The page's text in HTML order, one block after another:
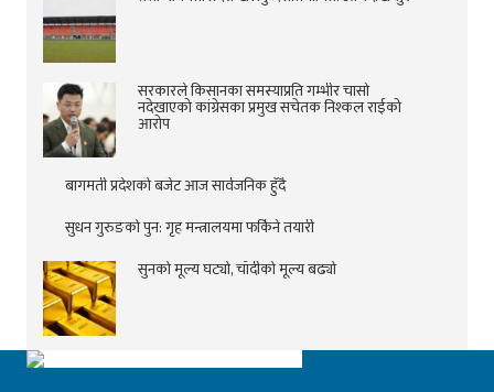
सरकारले किसानका समस्याप्रति गम्भीर चासो
नदेखाएको कांग्रेसका प्रमुख सचेतक निश्कल राईको
आरोप
बागमती प्रदेशको बजेट आज सार्वजनिक हुँदै
सुधन गुरुङको पुन: गृह मन्त्रालयमा फर्किने तयारी
सुनको मूल्य घट्यो, चाँदीको मूल्य बढ्यो